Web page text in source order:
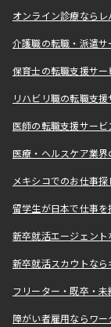
オンライン診療ならレ
介護職の転職・派遣
保育士の転職支援サ
リハビリ職の転職支
医師の転職支援サー
医療・ヘルスケア業
メキシコでのお仕事
留学生が日本で仕事
新卒就活エージェン
新卒就活スカウトな
フリーター・既卒・
障がい者雇用ならワー